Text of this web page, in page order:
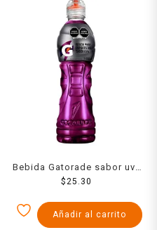
Bebida Gatorade sabor uva
600 ml
$ 25.30
Añadir al carrito